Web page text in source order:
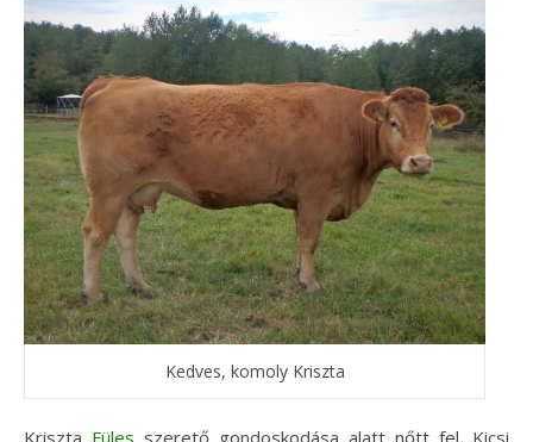
Kedves, komoly Kriszta
Kriszta Füles szerető gondoskodása alatt nőtt fel. Kicsi